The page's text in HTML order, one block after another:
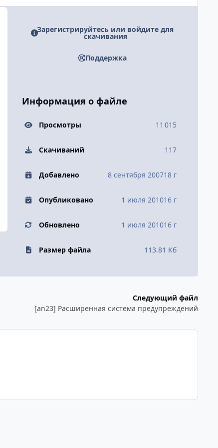
Зарегистрируйтесь или войдите для
скачивания
Поддержка
Информация о файле
Просмотры 11 015
Скачиваний 117
Добавлено 8 сентября 200718 г
Опубликовано 1 июля 201016 г
Обновлено 1 июля 201016 г
Размер файла 113.81 Кб
Следующий файл
[an23] Расширенная система предупреждений